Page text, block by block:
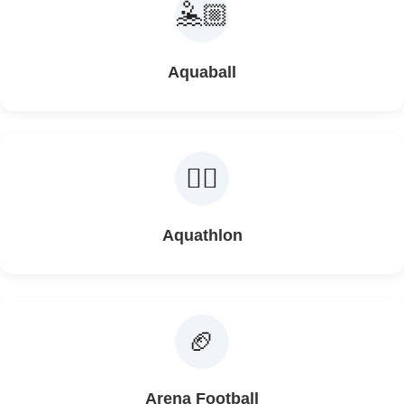
🤽🏼
Aquaball
🏊‍♀️
Aquathlon
🏈
Arena Football